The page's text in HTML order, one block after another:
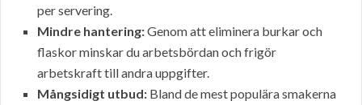
per servering.
Mindre hantering:Genom att eliminera burkar och
flaskor minskar du arbetsbördan och frigör
arbetskraft till andra uppgifter.
Mångsidigt utbud: Bland de mest populära smakerna